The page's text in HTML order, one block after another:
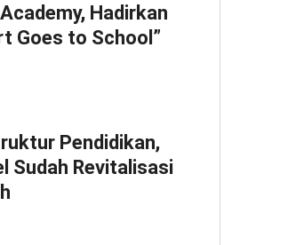
Hadirkan
Goes to School”
Pendidikan,
Sudah Revitalisasi